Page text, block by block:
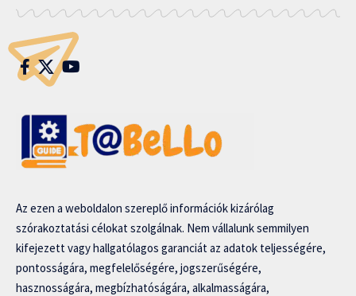
Az ezen a weboldalon szereplő információk kizárólag
szórakoztatási célokat szolgálnak. Nem vállalunk semmilyen
kifejezett vagy hallgatólagos garanciát az adatok teljességére,
pontosságára, megfelelőségére, jogszerűségére,
hasznosságára, megbízhatóságára, alkalmasságára,